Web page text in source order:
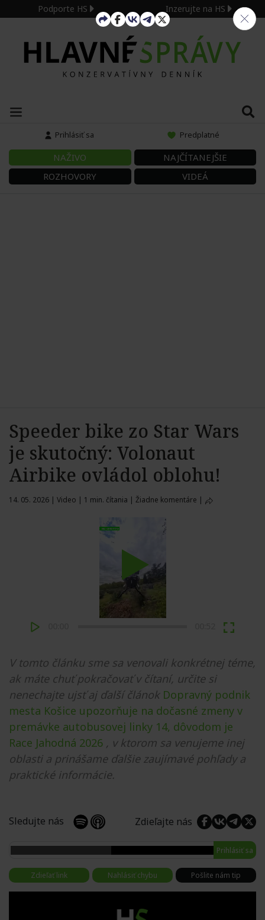
Podporte HS Inzerujte na HS
Prihlásiť sa Predplatné
NAŽIVO
NAJČÍTANEJŠIE
ROZHOVORY
VIDEÁ
Speeder bike zo Star Wars
je skutočný: Volonaut
Airbike ovládol oblohu!
14. 05. 2026 | Video | 1 min. čítania | Žiadne komentáre |
Play
V tomto článku sme sa venovali konkrétnej téme,
ak máte chuť pokračovať v čítaní, určite si
nenechajte ujsť aj ďalší článok Dopravný podnik
mesta Košice upozorňuje na dočasné zmeny v
premávke autobusovej linky 14, dôvodom je
Race Jahodná 2026 , v ktorom sa venujeme inej
oblasti a prinášame ďalšie zaujímavé pohľady a
praktické informácie.
Sledujte nás Zdieľajte nás
Prihlásiť sa
Zdieľať link Nahlásiť chybu Pošlite nám tip